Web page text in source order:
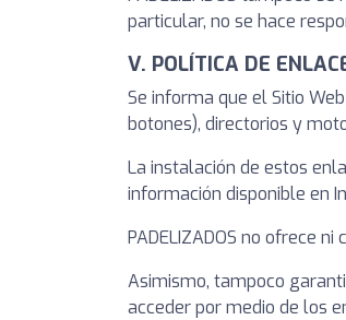
particular, no se hace
V. POLÍTICA DE
Se informa que el Sitio
botones), directorios y
La instalación de estos
información disponible en
PADELIZADOS no ofrece
Asimismo, tampoco
acceder por medio de los